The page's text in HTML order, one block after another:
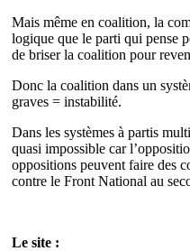
Mais même en coalition, la
logique que le parti qui pense
de briser la coalition pour
Donc la coalition dans un
graves = instabilité.
Dans les systèmes à partis
quasi impossible car
oppositions peuvent faire des
contre le Front National au
Le site :